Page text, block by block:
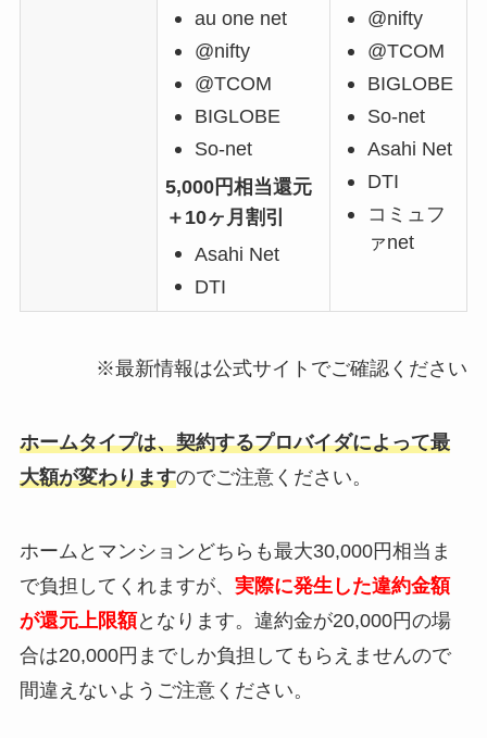
au one net
@nifty
@TCOM
BIGLOBE
So-net
5,000円相当還元
＋10ヶ月割引
Asahi Net
DTI
@nifty
@TCOM
BIGLOBE
So-net
Asahi Net
DTI
コミュフ
ァnet
※最新情報は公式サイトでご確認ください
ホームタイプは、契約するプロバイダによって最
大額が変わりますのでご注意ください。
ホームとマンションどちらも最大30,000円相当ま
で負担してくれますが、 実際に発生した違約金額
が還元上限額となります。違約金が20,000円の場
合は20,000円までしか負担してもらえませんので
間違えないようご注意ください。